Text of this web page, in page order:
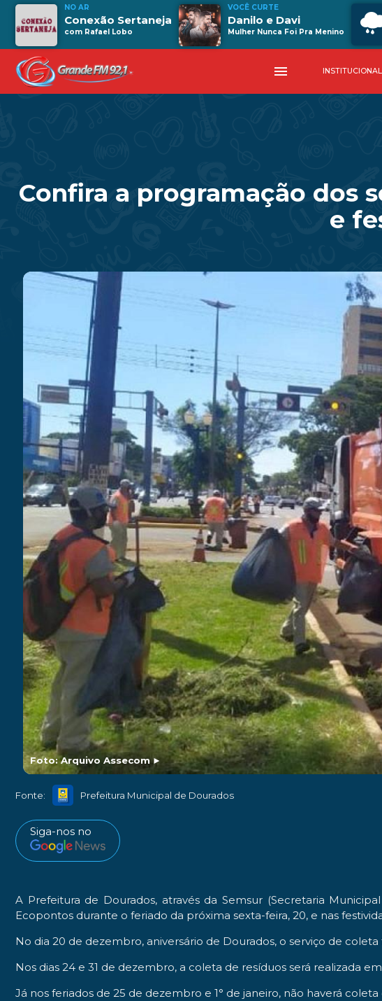
NO AR
Conexão Sertaneja
com Rafael Lobo
VOCÊ CURTE
Danilo e Davi
Mulher Nunca Foi Pra Menino
menu INSTITUCIONAL
Confira a programação dos
e
Foto: Arquivo Assecom►
Fonte: Prefeitura Municipal de Dourados
Siga-nos no
A Prefeitura de Dourados, através da Semsur (Secretaria
Ecopontos durante o feriado da próxima sexta-feira, 20, e nas
No dia 20 de dezembro, aniversário de Dourados, o serviço de
Nos dias 24 e 31 de dezembro, a coleta de resíduos será realizada
Já nos feriados de 25 de dezembro e 1° de janeiro, não haverá